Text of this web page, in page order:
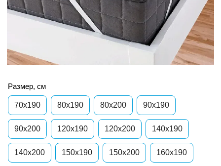
Размер, см
70x190 80x190 80x200 90x190
90x200 120x190 120x200 140x190
140x200 150x190 150x200 160x190